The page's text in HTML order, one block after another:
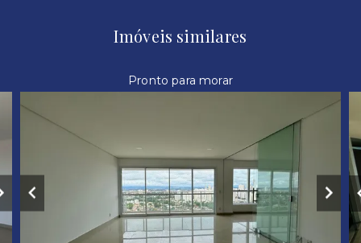
Imóveis similares
Pronto para morar